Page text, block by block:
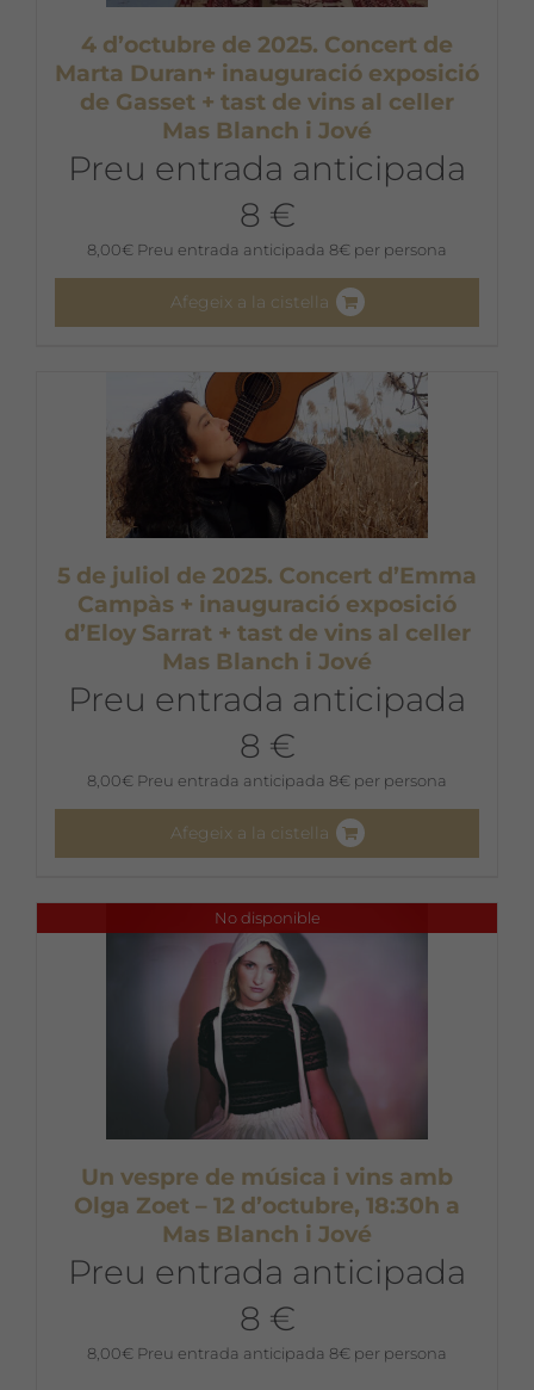
4 d’octubre de 2025. Concert de
Marta Duran+ inauguració exposició
de Gasset + tast de vins al celler
Mas Blanch i Jové
Preu entrada anticipada
8 €
8,00€ Preu entrada anticipada 8€ per persona
Afegeix a la cistella
5 de juliol de 2025. Concert d’Emma
Campàs + inauguració exposició
d’Eloy Sarrat + tast de vins al celler
Mas Blanch i Jové
Preu entrada anticipada
8 €
8,00€ Preu entrada anticipada 8€ per persona
Afegeix a la cistella
No disponible
Un vespre de música i vins amb
Olga Zoet – 12 d’octubre, 18:30h a
Mas Blanch i Jové
Preu entrada anticipada
8 €
8,00€ Preu entrada anticipada 8€ per persona